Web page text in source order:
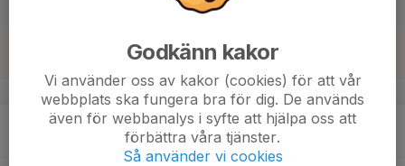
Centrum för Idrott & Kultur
v.21
19:30
Ledarmöte
Godkänn kakor
Vi använder oss av kakor (cookies) för att vår
webbplats ska fungera bra för dig. De används
även för webbanalys i syfte att hjälpa oss att
förbättra våra tjänster.
Så använder vi cookies